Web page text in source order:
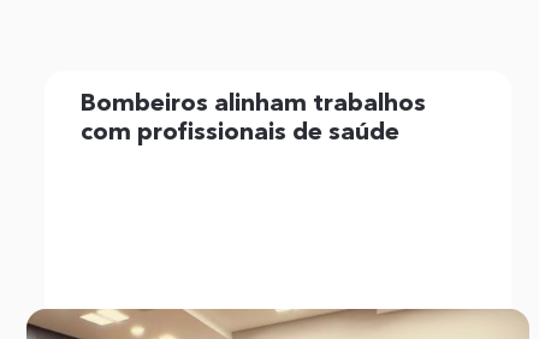
Bombeiros alinham trabalhos
com profissionais de saúde